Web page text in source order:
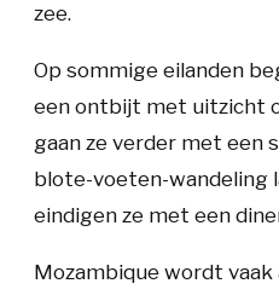
zee.
Op sommige eilanden
een ontbijt met uitzicht
gaan ze verder met een
blote-voeten-wandeling
eindigen ze met een
Mozambique wordt vaak